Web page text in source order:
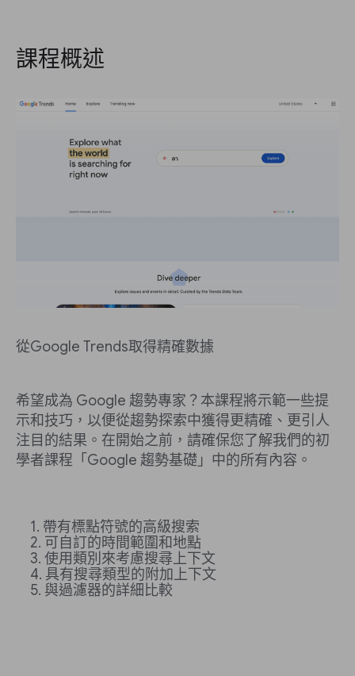
課程概述
從Google Trends取得精確數據
希望成為 Google 趨勢專家？本課程將示範一些提
示和技巧，以便從趨勢探索中獲得更精確、更引人
注目的結果。在開始之前，請確保您了解我們的初
學者課程「Google 趨勢基礎」中的所有內容。
帶有標點符號的高級搜索
可自訂的時間範圍和地點
使用類別來考慮搜尋上下文
具有搜尋類型的附加上下文
與過濾器的詳細比較